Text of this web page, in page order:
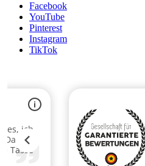
Facebook
YouTube
Pinterest
Instagram
TikTok